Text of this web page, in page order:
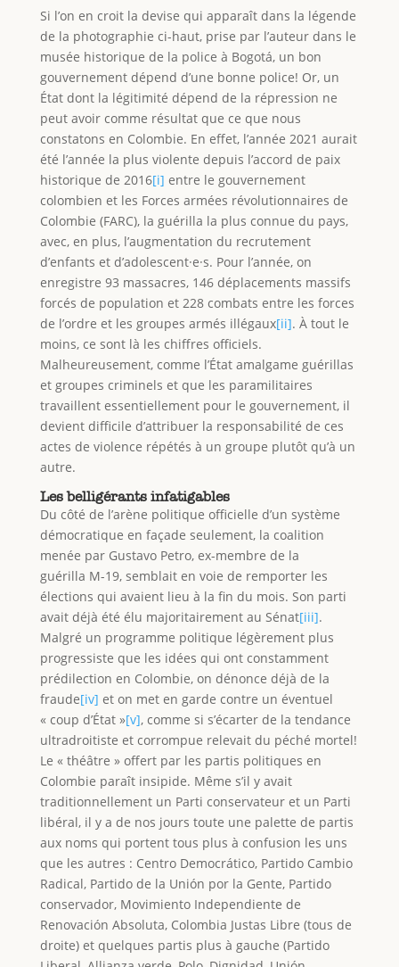
Si l’on en croit la devise qui apparaît dans la légende
de la photographie ci-haut, prise par l’auteur dans le
musée historique de la police à Bogotá, un bon
gouvernement dépend d’une bonne police! Or, un
État dont la légitimité dépend de la répression ne
peut avoir comme résultat que ce que nous
constatons en Colombie. En effet, l’année 2021 aurait
été l’année la plus violente depuis l’accord de paix
historique de 2016[i] entre le gouvernement
colombien et les Forces armées révolutionnaires de
Colombie (FARC), la guérilla la plus connue du pays,
avec, en plus, l’augmentation du recrutement
d’enfants et d’adolescent·e·s. Pour l’année, on
enregistre 93 massacres, 146 déplacements massifs
forcés de population et 228 combats entre les forces
de l’ordre et les groupes armés illégaux[ii]. À tout le
moins, ce sont là les chiffres officiels.
Malheureusement, comme l’État amalgame guérillas
et groupes criminels et que les paramilitaires
travaillent essentiellement pour le gouvernement, il
devient difficile d’attribuer la responsabilité de ces
actes de violence répétés à un groupe plutôt qu’à un
autre.
Les belligérants infatigables
Du côté de l’arène politique officielle d’un système
démocratique en façade seulement, la coalition
menée par Gustavo Petro, ex-membre de la
guérilla M-19, semblait en voie de remporter les
élections qui avaient lieu à la fin du mois. Son parti
avait déjà été élu majoritairement au Sénat[iii].
Malgré un programme politique légèrement plus
progressiste que les idées qui ont constamment
prédilection en Colombie, on dénonce déjà de la
fraude[iv] et on met en garde contre un éventuel
« coup d’État »[v], comme si s’écarter de la tendance
ultradroitiste et corrompue relevait du péché mortel!
Le « théâtre » offert par les partis politiques en
Colombie paraît insipide. Même s’il y avait
traditionnellement un Parti conservateur et un Parti
libéral, il y a de nos jours toute une palette de partis
aux noms qui portent tous plus à confusion les uns
que les autres : Centro Democrático, Partido Cambio
Radical, Partido de la Unión por la Gente, Partido
conservador, Movimiento Independiente de
Renovación Absoluta, Colombia Justas Libre (tous de
droite) et quelques partis plus à gauche (Partido